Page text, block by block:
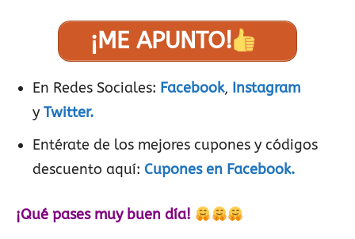
¡ME APUNTO!
En Redes Sociales: Facebook, Instagram
y Twitter.
Entérate de los mejores cupones y códigos
descuento aquí: Cupones en Facebook.
¡Qué pases muy buen día!